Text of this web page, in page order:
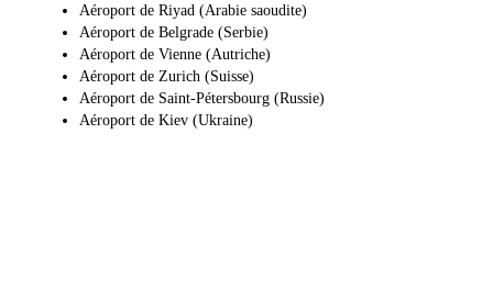
Aéroport de Riyad (Arabie saoudite)
Aéroport de Belgrade (Serbie)
Aéroport de Vienne (Autriche)
Aéroport de Zurich (Suisse)
Aéroport de Saint-Pétersbourg (Russie)
Aéroport de Kiev (Ukraine)